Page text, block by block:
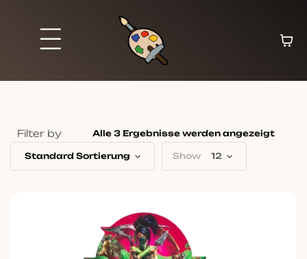
Filter by Alle 3 Ergebnisse werden angezeigt
Standard Sortierung Show 12